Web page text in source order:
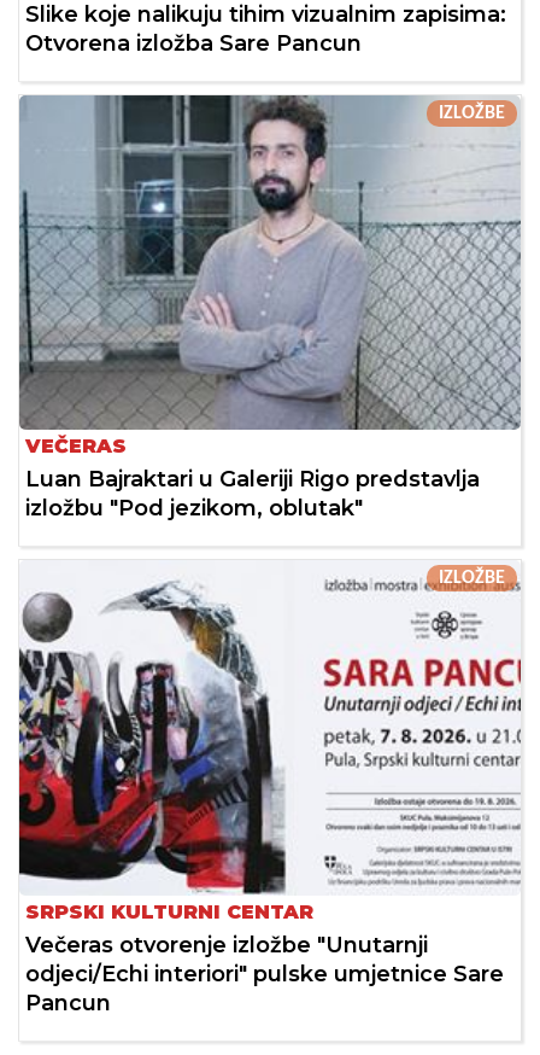
Slike koje nalikuju tihim vizualnim zapisima:
Otvorena izložba Sare Pancun
IZLOŽBE
VEČERAS
Luan Bajraktari u Galeriji Rigo predstavlja
izložbu "Pod jezikom, oblutak"
IZLOŽBE
SRPSKI KULTURNI CENTAR
Večeras otvorenje izložbe "Unutarnji
odjeci/Echi interiori" pulske umjetnice Sare
Pancun